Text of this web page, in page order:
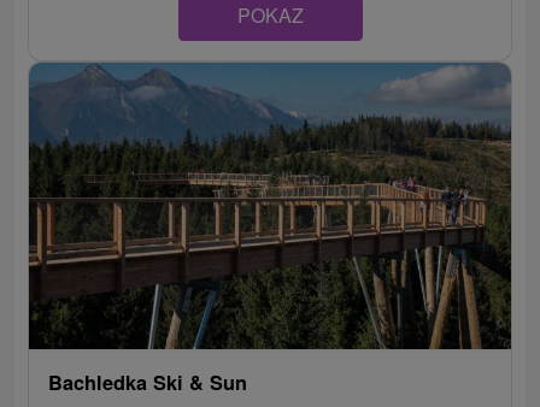
POKAZ
Bachledka Ski & Sun